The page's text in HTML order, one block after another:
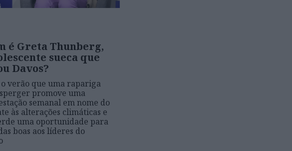
é Greta Thunberg,
sueca que
Davos?
o verão que uma rapariga
promove uma
semanal em nome do
às alterações climáticas e
uma oportunidade para
boas aos líderes do